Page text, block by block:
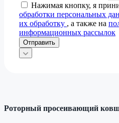
Нажимая кнопку, я
обработки персональных
их обработку , а также на
информационных рассылок
Отправить
Роторный просеивающий